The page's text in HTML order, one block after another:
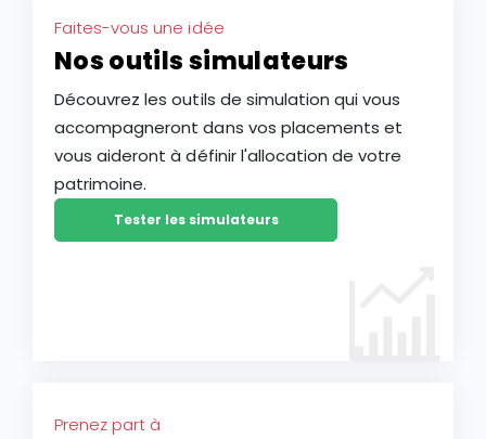
Faites-vous une idée
Nos outils simulateurs
Découvrez les outils de simulation qui vous
accompagneront dans vos placements et
vous aideront à définir l'allocation de votre
patrimoine.
Tester les simulateurs
Prenez part à